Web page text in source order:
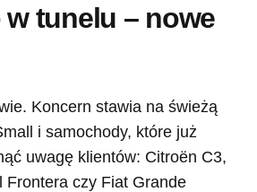
w tunelu – nowe
Koncern stawia na świeżą
i samochody, które już
uwagę klientów: Citroën C3,
Frontera czy Fiat Grande